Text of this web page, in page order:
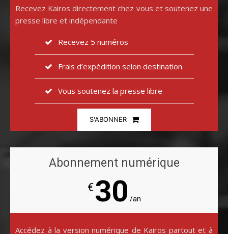
Recevez Kairos directement chez vous et soutenez une
presse libre et indépendante
Recevez 5 numéros
Frais d’expédition selon destination.
Vous soutenez la presse libre
S'ABONNER
Abonnement numérique
€30 /an
Accédez à la version numérique de Kairos partout et à